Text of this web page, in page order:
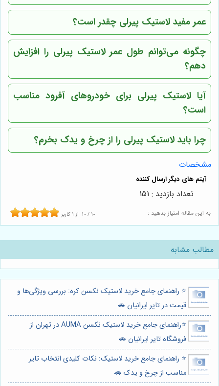
عمر مفید لاستیک پیرلی چقدر است؟
چگونه می‌توانم طول عمر لاستیک پیرلی را افزایش
دهم؟
آیا لاستیک پیرلی برای خودروهای آفرود مناسب
است؟
چرا باید لاستیک پیرلی را از چرخ و یدک بخرم؟
مشخصات
به این مقاله امتیاز بدهید : 10 / 10 از 1 کاربر
تعداد بازدید : 151
مطالب مشابه
⭐️ راهنمای جامع خرید لاستیک نکسن کره: بررسی ویژگی‌ها و
قیمت در تایر ایرانیان 🚗
⭐️راهنمای جامع خرید لاستیک نکسن AUMA در تهران از
فروشگاه تایر ایرانیان 🚗
⭐️ راهنمای جامع خرید لاستیک: نکات کلیدی انتخاب تایر
مناسب از چرخ و یدک 🚗